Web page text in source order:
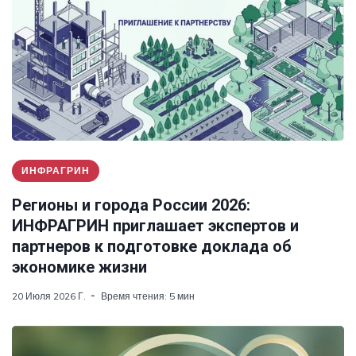
ИНФРАГРИН
Регионы и города России 2026:
ИНФРАГРИН приглашает экспертов и
партнеров к подготовке доклада об
экономике жизни
20 Июля 2026 Г. Время чтения: 5 мин